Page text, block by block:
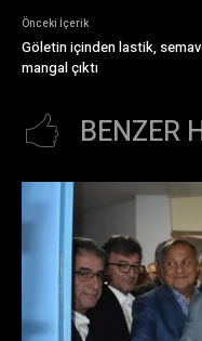
Önceki İçerik
Göletin içinden lastik,
mangal çıktı
BENZER